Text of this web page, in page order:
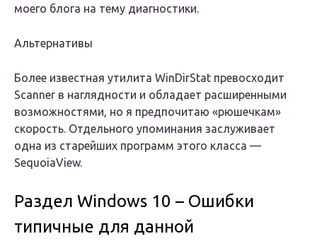
моего блога на тему диагностики.
Альтернативы
Более известная утилита WinDirStat превосходит
Scanner в наглядности и обладает расширенными
возможностями, но я предпочитаю «рюшечкам»
скорость. Отдельного упоминания заслуживает
одна из старейших программ этого класса —
SequoiaView.
Раздел Windows 10 – Ошибки
типичные для данной